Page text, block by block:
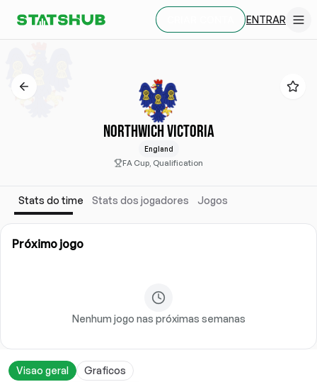
ENTRAR
NORTHWICH VICTORIA
England
FA Cup, Qualification
Stats do time Stats dos jogadores Jogos
Próximo jogo
Nenhum jogo nas próximas semanas
Visao geral Graficos